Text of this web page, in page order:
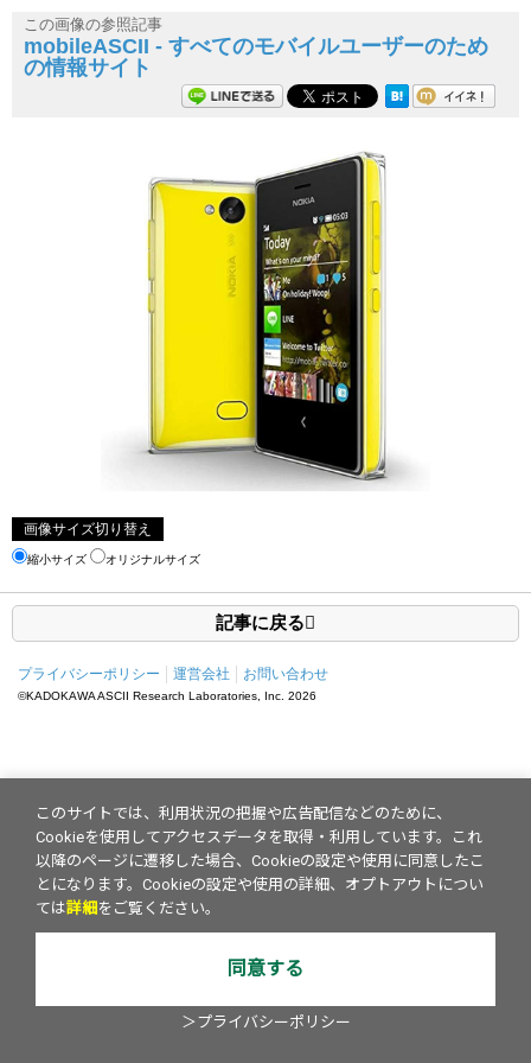
この画像の参照記事
mobileASCII - すべてのモバイルユーザーのため
の情報サイト
画像サイズ切り替え
縮小サイズ オリジナルサイズ
記事に戻る
プライバシーポリシー 運営会社 お問い合わせ
©KADOKAWA ASCII Research Laboratories, Inc. 2026
このサイトでは、利用状況の把握や広告配信などのために、
Cookieを使用してアクセスデータを取得・利用しています。これ
以降のページに遷移した場合、Cookieの設定や使用に同意したこ
とになります。Cookieの設定や使用の詳細、オプトアウトについ
ては詳細 をご覧ください。
同意する
＞プライバシーポリシー